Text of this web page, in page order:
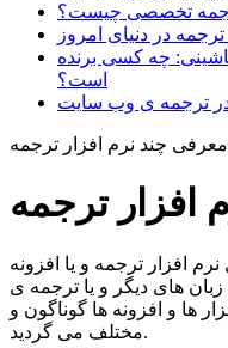
تخصصی چیست؟
در دنیای امروز
چه کسی برنده
است؟
ترجمه ی وب سایت
معرفی چند نرم افزار ترجمه
افزار ترجمه
افزار ترجمه و یا افزونه
های دیگر و یا ترجمه‌ ی
ها و افزونه ها گوناگون و
مختلف می گردید.